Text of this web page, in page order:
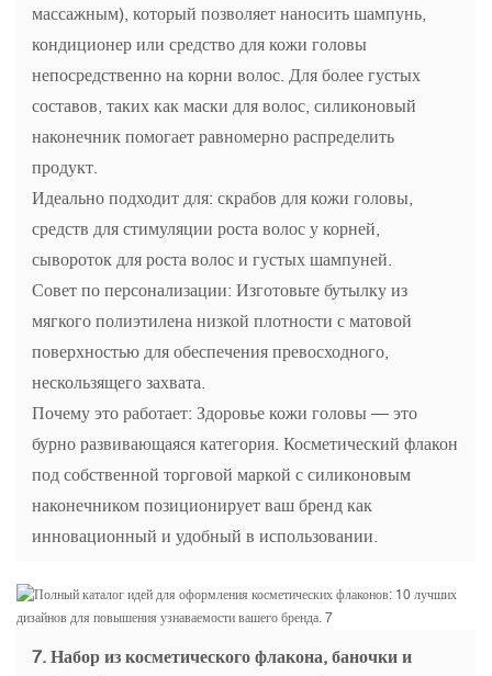
массажным), который позволяет наносить шампунь,
кондиционер или средство для кожи головы
непосредственно на корни волос. Для более густых
составов, таких как маски для волос, силиконовый
наконечник помогает равномерно распределить
продукт.
Идеально подходит для: скрабов для кожи головы,
средств для стимуляции роста волос у корней,
сывороток для роста волос и густых шампуней.
Совет по персонализации: Изготовьте бутылку из
мягкого полиэтилена низкой плотности с матовой
поверхностью для обеспечения превосходного,
нескользящего захвата.
Почему это работает: Здоровье кожи головы — это
бурно развивающаяся категория. Косметический флакон
под собственной торговой маркой с силиконовым
наконечником позиционирует ваш бренд как
инновационный и удобный в использовании.
7. Набор из косметического флакона, баночки и